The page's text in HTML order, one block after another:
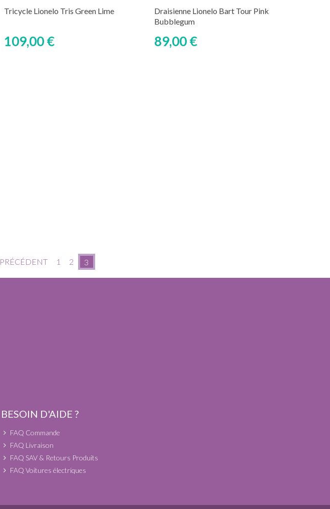
Tricycle Lionelo Tris Green Lime
109,00 €
Draisienne Lionelo Bart Tour Pink
Bubblegum
89,00 €
PRÉCÉDENT 1 2 3
BESOIN D'AIDE ?
FAQ Commande
FAQ Livraison
FAQ SAV & Retours Produits
FAQ Voitures électriques